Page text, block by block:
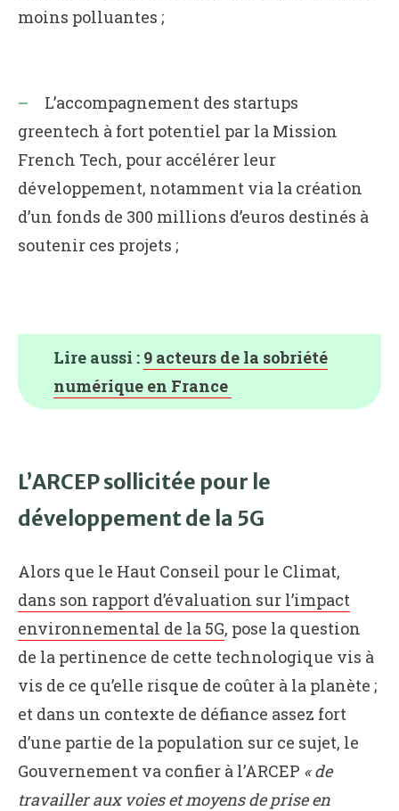
moins polluantes ;
L’accompagnement des startups
greentech à fort potentiel par la Mission
French Tech, pour accélérer leur
développement, notamment via la création
d’un fonds de 300 millions d’euros destinés à
soutenir ces projets ;
Lire aussi : 9 acteurs de la sobriété
numérique en France
L’ARCEP sollicitée pour le
développement de la 5G
Alors que le Haut Conseil pour le Climat,
dans son rapport d’évaluation sur l’impact
environnemental de la 5G, pose la question
de la pertinence de cette technologique vis à
vis de ce qu’elle risque de coûter à la planète ;
et dans un contexte de défiance assez fort
d’une partie de la population sur ce sujet, le
Gouvernement va confier à l’ARCEP « de
travailler aux voies et moyens de prise en